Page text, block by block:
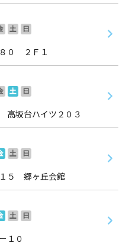
土
日
０ ２Ｆ１
土
日
高坂台ハイツ２０３
土
日
５ 郷ヶ丘会館
土
日
１０